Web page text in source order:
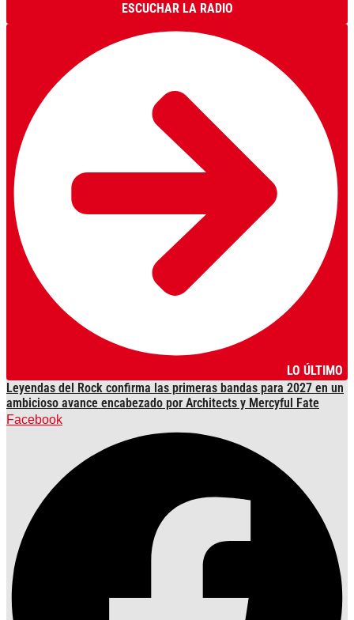
ESCUCHAR LA RADIO
LO ÚLTIMO
Leyendas del Rock confirma las primeras bandas para 2027 en un
ambicioso avance encabezado por Architects y Mercyful Fate
Facebook